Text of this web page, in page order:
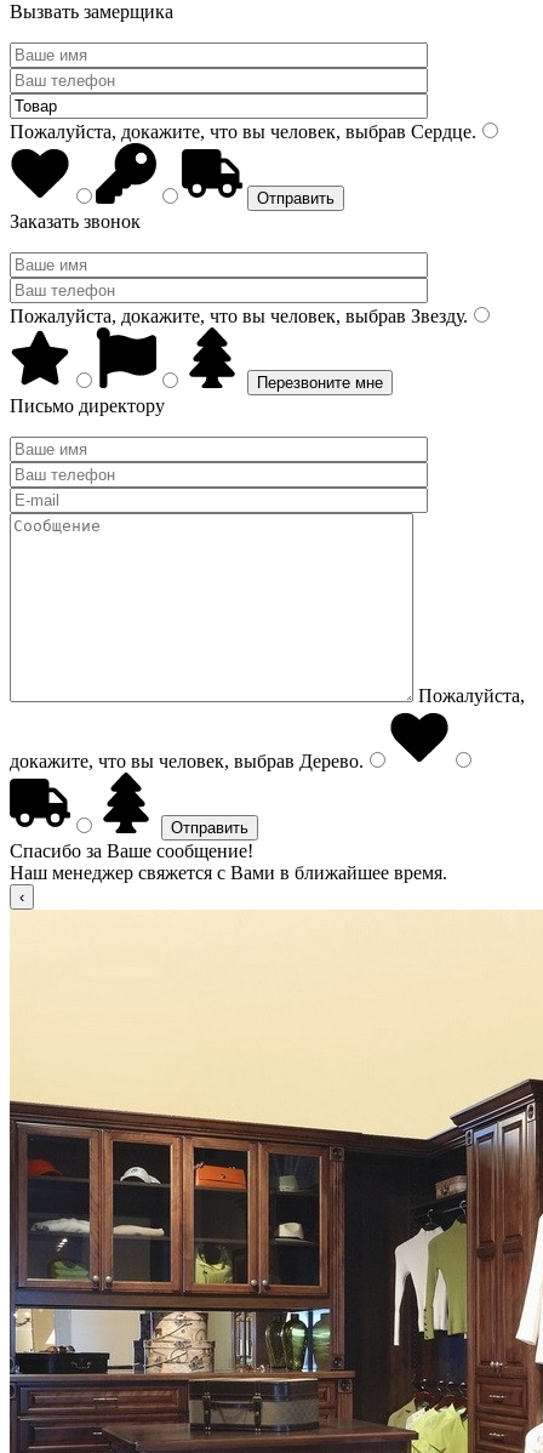
Вызвать замерщика
Пожалуйста, докажите, что вы человек, выбрав Сердце.
Заказать звонок
Пожалуйста, докажите, что вы человек, выбрав Звезду.
Письмо директору
Пожалуйста,
докажите, что вы человек, выбрав Дерево.
Спасибо за Ваше сообщение!
Наш менеджер свяжется с Вами в ближайшее время.